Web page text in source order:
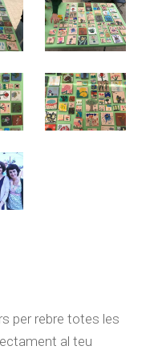
per rebre totes les
al teu